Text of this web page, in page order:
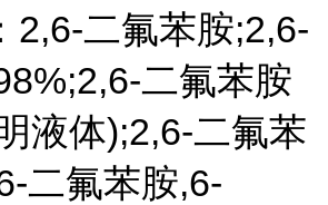
2,6-二氟苯胺;2,6-
二氟苯胺
液体);2,6-二氟苯
二氟苯胺,6-